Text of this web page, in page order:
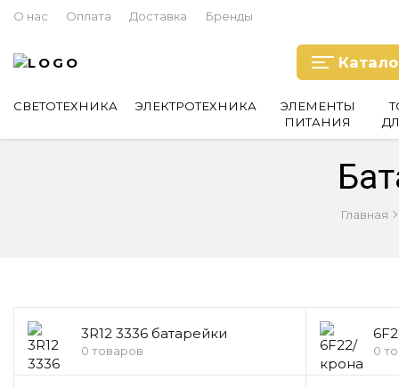
О нас Оплата Доставка Бренды
СВЕТОТЕХНИКА ЭЛЕКТРОТЕХНИКА
ЭЛЕМЕНТЫ
ПИТАНИЯ
Главная
3R12 3336 батарейки
0 товаров 0